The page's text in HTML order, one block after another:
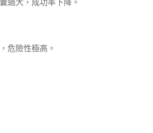
過大，成功率下降。
危險性極高。